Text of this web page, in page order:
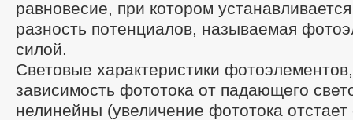
равновесие, при котором
разность потенциалов, называемая
силой.
Световые характеристики
зависимость фототока от падающего
нелинейны (увеличение фототока отстает